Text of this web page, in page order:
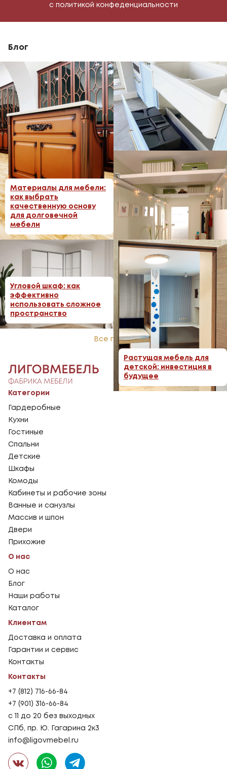
с политикой конфеденциальности
Блог
Материалы для мебели:
как выбрать
качественную основу
для долговечной
мебели
Фурнитура для мебели:
как выбрать
качественные
механизмы
Антресоли и верхние
секции: дополнительное
место для хранения
Угловой шкаф: как
эффективно
использовать сложное
пространство
Растущая мебель для
детской: инвестиция в
будущее
Все посты
Категории
Гардеробные
Кухни
Гостиные
Спальни
Детские
Шкафы
Комоды
Кабинеты и рабочие зоны
Ванные и санузлы
Массив и шпон
Двери
Прихожие
О нас
О нас
Блог
Наши работы
Каталог
Клиентам
Доставка и оплата
Гарантии и сервис
Контакты
Контакты
+7 (812) 716-66-84
+7 (901) 316-66-84
с 11 до 20 без выходных
СПб, пр. Ю. Гагарина 2к3
info@ligovmebel.ru